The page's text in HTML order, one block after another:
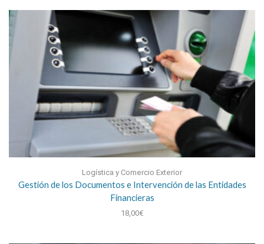
Logística y Comercio Exterior
Gestión de los Documentos e Intervención de las Entidades
Financieras
18,00€